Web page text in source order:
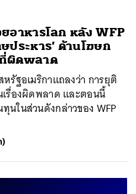
อาหารโลก หลัง WFP
ประหาร’ ด้านโฆษก
ที่ผิดพลาด
รัฐอเมริกาแถลงว่า การยุติ
เรื่องผิดพลาด และตอนนี้
นในส่วนดังกล่าวของ WFP